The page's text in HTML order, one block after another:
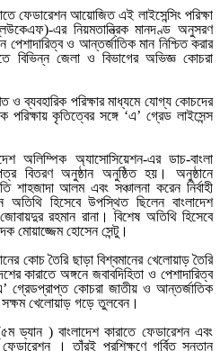
ফেডারেশন আয়োজিত এই লাইসেন্সিং পরিক্ষা
এর নিয়মতান্ত্রিক মানদণ্ড অনুসরণ
ও আন্তর্জাতিক মান নিশ্চিত করার
জেলা ও বিভাগের অভিজ্ঞ কোচরা
ও ব্যবহারিক পরিক্ষার মাধ্যমে যোগ্য কোচদের
কৃতিত্বের সঙ্গে ‘এ’ গ্রেড লাইসেন্স
অলিম্পিক অ্যাসোসিয়েশন-এর ডাচ-বাংলা
বিতরণ অনুষ্ঠান অনুষ্ঠিত হয়। অনুষ্ঠানে
শাহজাদা আলম এবং সঞ্চালনা করেন নির্বাহী
হিসেবে উপস্থিত ছিলেন বাংলাদেশ
রহমান রানা। বিশেষ অতিথি হিসেবে
মোয়াজ্জেম হোসেন সেন্টু।
কোচ তৈরি ছাড়া বিশ্বমানের খেলোয়াড় তৈরি
কারাতে অঙ্গনে জবাবদিহিতা ও পেশাদারিত্ব
গ্রেডপ্রাপ্ত কোচরা জাতীয় ও আন্তর্জাতিক
খেলোয়াড় গড়ে তুলবেন।
ড্যান ) বাংলাদেশ কারাতে ফেডারেশন এবং
। তাঁরই প্রশিক্ষণে গর্বিত সন্তান